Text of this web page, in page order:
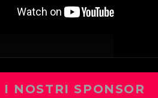
I NOSTRI SPONSOR